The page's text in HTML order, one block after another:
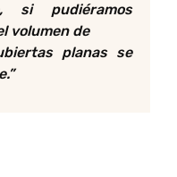
si pudiéramos
volumen de
planas se
”